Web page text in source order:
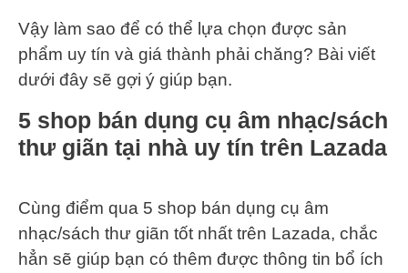
Vậy làm sao để có thể lựa chọn được sản
phẩm uy tín và giá thành phải chăng? Bài viết
dưới đây sẽ gợi ý giúp bạn.
5 shop bán dụng cụ âm nhạc/sách
thư giãn tại nhà uy tín trên Lazada
Cùng điểm qua 5 shop bán dụng cụ âm
nhạc/sách thư giãn tốt nhất trên Lazada, chắc
hẳn sẽ giúp bạn có thêm được thông tin bổ ích